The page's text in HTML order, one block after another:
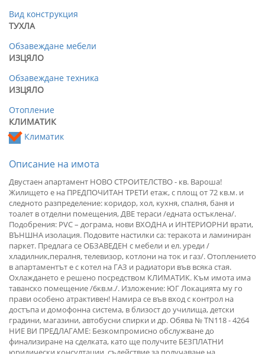
Вид конструкция
ТУХЛА
Обзавеждане мебели
ИЗЦЯЛО
Обзавеждане техника
ИЗЦЯЛО
Отопление
КЛИМАТИК
Климатик
Описание на имота
Двустаен апартамент НОВО СТРОИТЕЛСТВО - кв. Вароша!
Жилището е на ПРЕДПОЧИТАН ТРЕТИ етаж, с площ от 72 кв.м. и
следното разпределение: коридор, хол, кухня, спалня, баня и
тоалет в отделни помещения, ДВЕ тераси /едната остъклена/.
Подобрения: PVC – дограма, нови ВХОДНА и ИНТЕРИОРНИ врати,
ВЪНШНА изолация. Подовите настилки са: теракота и ламиниран
паркет. Предлага се ОБЗАВЕДЕН с мебели и ел. уреди /
хладилник,пералня, телевизор, котлони на ток и газ/. Отоплението
в апартаментът е с котел на ГАЗ и радиатори във всяка стая.
Охлаждането е решено посредством КЛИМАТИК. Към имота има
таванско помещение /6кв.м./. Изложение: ЮГ Локацията му го
прави особено атрактивен! Намира се във вход с контрол на
достъпа и домофонна система, в близост до училища, детски
градини, магазини, автобусни спирки и др. Обява № TN118 - 4264
НИЕ ВИ ПРЕДЛАГАМЕ: Безкомпромисно обслужване до
финализиране на сделката, като ще получите БЕЗПЛАТНИ
юридически консултации, съдействие за получаване на